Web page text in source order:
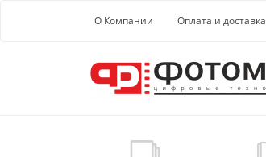
Перейти к основной информации
О Компании Оплата и доставка